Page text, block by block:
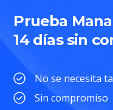
Prueba
14 días sin
No se necesita
Sin compromiso